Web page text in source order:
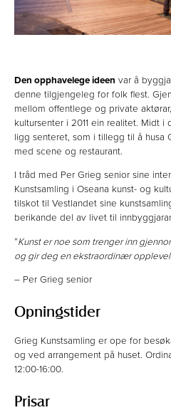
Den opphavelege ideen var å
denne tilgjengeleg for folk flest.
mellom offentlege og private
kultursenter i 2011 ein realitet. Midt i
ligg senteret, som i tillegg til å husa
med scene og restaurant.
I tråd med Per Grieg senior sine
Kunstsamling i Oseana kunst- og
tilskot til Vestlandet sine
berikande del av livet til
”Kunst er noe som trenger inn
og gir deg en ekstraordinær
– Per Grieg senior
Opningstider
Grieg Kunstsamling er ope for
og ved arrangement på huset.
12:00-16:00.
Prisar